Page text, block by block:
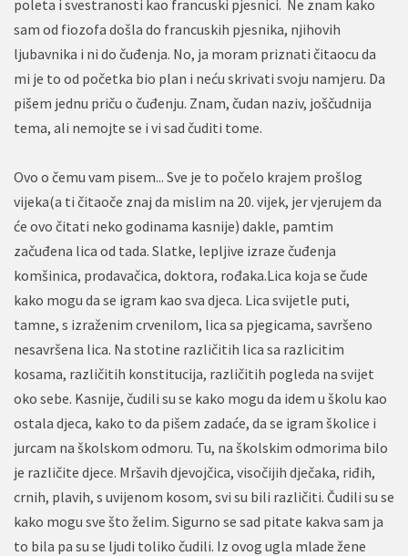
poleta i svestranosti kao francuski pjesnici. Ne znam kako
sam od fiozofa došla do francuskih pjesnika, njihovih
ljubavnika i ni do čuđenja. No, ja moram priznati čitaocu da
mi je to od početka bio plan i neću skrivati svoju namjeru. Da
pišem jednu priču o čuđenju. Znam, čudan naziv, joščudnija
tema, ali nemojte se i vi sad čuditi tome.
Ovo o čemu vam pisem... Sve je to počelo krajem prošlog
vijeka(a ti čitaoče znaj da mislim na 20. vijek, jer vjerujem da
će ovo čitati neko godinama kasnije) dakle, pamtim
začuđena lica od tada. Slatke, lepljive izraze čuđenja
komšinica, prodavačica, doktora, rođaka.Lica koja se čude
kako mogu da se igram kao sva djeca. Lica svijetle puti,
tamne, s izraženim crvenilom, lica sa pjegicama, savršeno
nesavršena lica. Na stotine različitih lica sa razlicitim
kosama, različitih konstitucija, različitih pogleda na svijet
oko sebe. Kasnije, čudili su se kako mogu da idem u školu kao
ostala djeca, kako to da pišem zadaće, da se igram školice i
jurcam na školskom odmoru. Tu, na školskim odmorima bilo
je različite djece. Mršavih djevojčica, visočijih dječaka, riđih,
crnih, plavih, s uvijenom kosom, svi su bili različiti. Čudili su se
kako mogu sve što želim. Sigurno se sad pitate kakva sam ja
to bila pa su se ljudi toliko čudili. Iz ovog ugla mlade žene